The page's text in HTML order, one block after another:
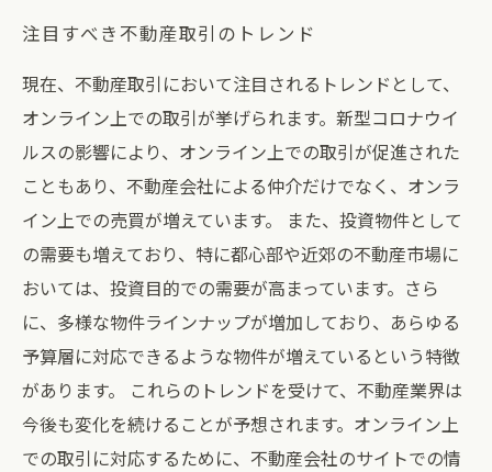
注目すべき不動産取引のトレンド
現在、不動産取引において注目されるトレンドとして、
オンライン上での取引が挙げられます。新型コロナウイ
ルスの影響により、オンライン上での取引が促進された
こともあり、不動産会社による仲介だけでなく、オンラ
イン上での売買が増えています。 また、投資物件として
の需要も増えており、特に都心部や近郊の不動産市場に
おいては、投資目的での需要が高まっています。さら
に、多様な物件ラインナップが増加しており、あらゆる
予算層に対応できるような物件が増えているという特徴
があります。 これらのトレンドを受けて、不動産業界は
今後も変化を続けることが予想されます。オンライン上
での取引に対応するために、不動産会社のサイトでの情